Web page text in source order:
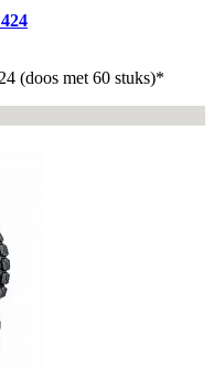
(doos met 60 stuks)*